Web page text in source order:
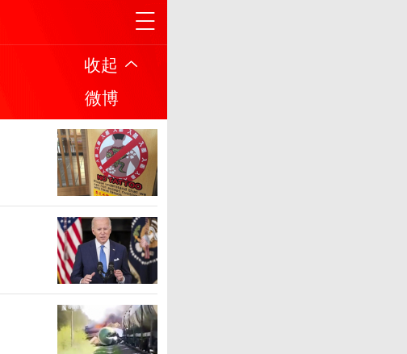
收起
微博